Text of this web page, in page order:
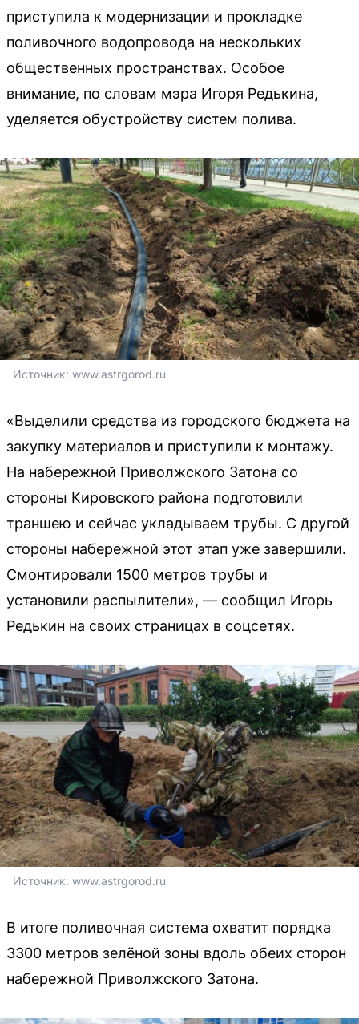
приступила к модернизации и прокладке
поливочного водопровода на нескольких
общественных пространствах. Особое
внимание, по словам мэра Игоря Редькина,
уделяется обустройству систем полива.
Источник: www.astrgorod.ru
«Выделили средства из городского бюджета на
закупку материалов и приступили к монтажу.
На набережной Приволжского Затона со
стороны Кировского района подготовили
траншею и сейчас укладываем трубы. С другой
стороны набережной этот этап уже завершили.
Смонтировали 1500 метров трубы и
установили распылители», — сообщил Игорь
Редькин на своих страницах в соцсетях.
Источник: www.astrgorod.ru
В итоге поливочная система охватит порядка
3300 метров зелёной зоны вдоль обеих сторон
набережной Приволжского Затона.